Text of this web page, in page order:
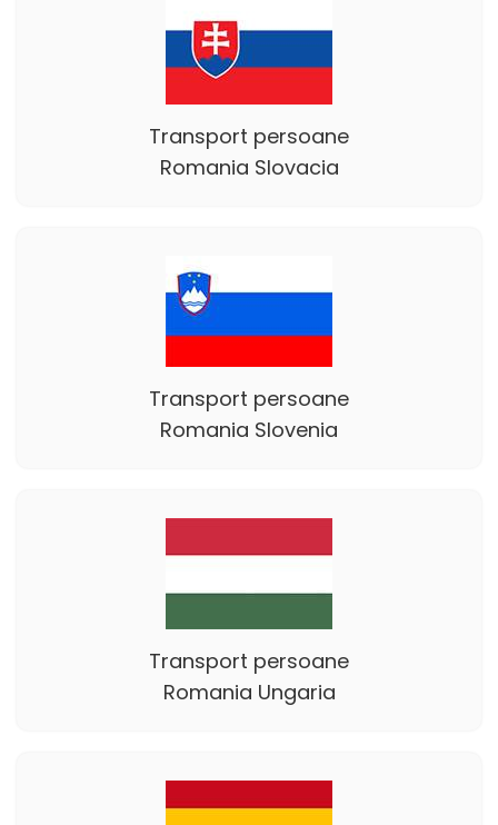
Transport persoane
Romania Slovacia
Transport persoane
Romania Slovenia
Transport persoane
Romania Ungaria